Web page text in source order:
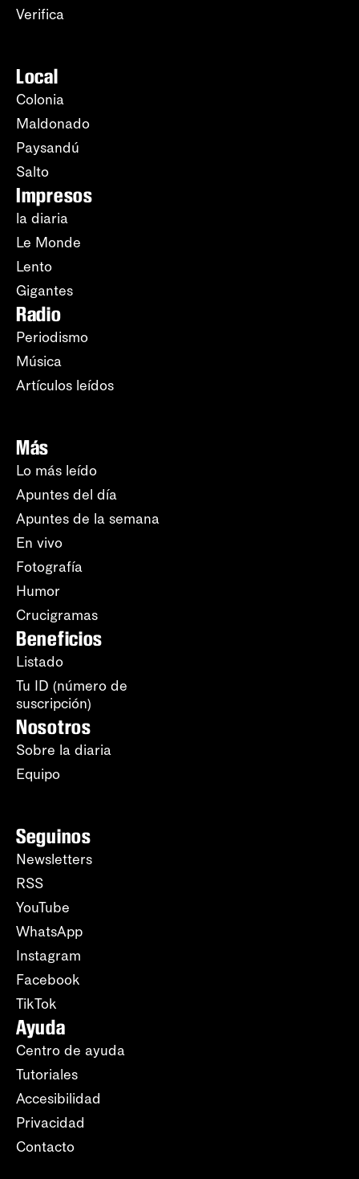
Verifica
Local
Colonia
Maldonado
Paysandú
Salto
Impresos
la diaria
Le Monde
Lento
Gigantes
Radio
Periodismo
Música
Artículos leídos
Más
Lo más leído
Apuntes del día
Apuntes de la semana
En vivo
Fotografía
Humor
Crucigramas
Beneficios
Listado
Tu ID (número de
suscripción)
Nosotros
Sobre la diaria
Equipo
Seguinos
Newsletters
RSS
YouTube
WhatsApp
Instagram
Facebook
TikTok
Ayuda
Centro de ayuda
Tutoriales
Accesibilidad
Privacidad
Contacto